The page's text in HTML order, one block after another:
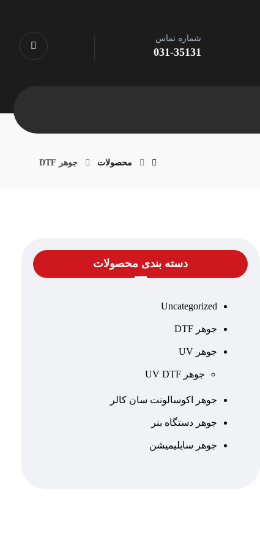
شماره تماس
031-35131
محصولات جوهر DTF
دسته بندی محصولات
Uncategorized
جوهر DTF
جوهر UV
جوهر UV DTF
جوهر اکوسالونت سان کالر
جوهر دستگاه بنر
جوهر سابلیمیشن